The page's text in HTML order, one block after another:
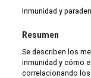
Inmunidad y
Resumen
Se describen los
inmunidad y cómo
correlacionando